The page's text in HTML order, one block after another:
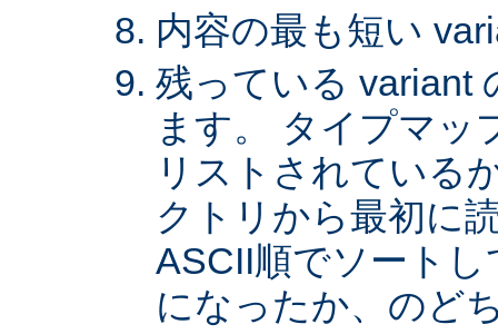
内容の最も短い
残っている variant
ます。 タイプマッ
リストされている
クトリから最初に
ASCII順でソート
になったか、のど